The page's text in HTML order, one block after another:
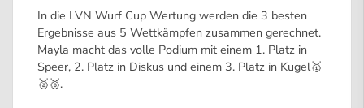
In die LVN Wurf Cup Wertung werden die 3 besten
Ergebnisse aus 5 Wettkämpfen zusammen gerechnet.
Mayla macht das volle Podium mit einem 1. Platz in
Speer, 2. Platz in Diskus und einem 3. Platz in Kugel🥇
🥈🥉.